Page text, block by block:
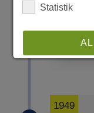
1949
Statistik